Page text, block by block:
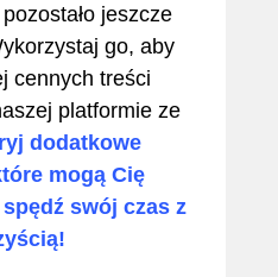
jeszcze
go, aby
cennych treści
platformie ze
dodatkowe
mogą Cię
swój czas z